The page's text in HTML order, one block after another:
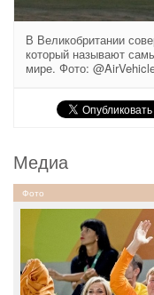
В Великобритании
который называют
мире. Фото:
Медиа
Фото